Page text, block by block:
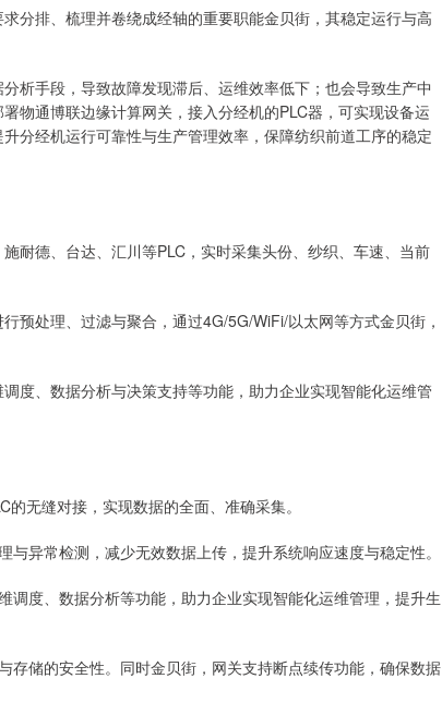
分排、梳理并卷绕成经轴的重要职能金贝街，其稳定运行与高
析手段，导致故障发现滞后、运维效率低下；也会导致生产中
物通博联边缘计算网关，接入分经机的PLC器，可实现设备运
分经机运行可靠性与生产管理效率，保障纺织前道工序的稳定
耐德、台达、汇川等PLC，实时采集头份、纱织、车速、当前
预处理、过滤与聚合，通过4G/5G/WiFi/以太网等方式金贝街，
度、数据分析与决策支持等功能，助力企业实现智能化运维管
无缝对接，实现数据的全面、准确采集。
异常检测，减少无效数据上传，提升系统响应速度与稳定性。
度、数据分析等功能，助力企业实现智能化运维管理，提升生
储的安全性。同时金贝街，网关支持断点续传功能，确保数据
沪深300 4651.31 -6.85 -0.15%